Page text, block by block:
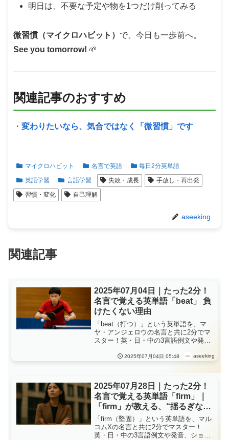
明日は、不要な予定や物を1つだけ削ってみる
微習慣（マイクロハビット） で、今日も一歩前へ。
See you tomorrow! 🌱
関連記事のおすすめ
・ 変わりたいなら、気合ではなく「微習慣」です
マイクロハビット 名言で英語
每日2分英単語
英語学習
言語学習 失敗・成長
手放し・再出発
習慣・変化
自己理解
aseeking
関連記事
2025年07月04日｜たった2分！
名言で覚える英単語「beat」 負
けたくない理由
「beat（打つ）」という英単語を、マ
ヤ・アンジェロウの名言と共に2分でマ
スター！英・日・中の3言語例文や発
る毎日英語学習、負けたくない理由
2025年07月04日 05:48 aseeking
2025年07月28日｜たった2分！
名言で覚える英単語「firm」｜
「firm」が教える、“揺るぎない
存在感”
「firm（堅固）」という英単語を、マル
コムXの名言と共に2分でマスター！
英・日・中の3言語例文や発音、ショー